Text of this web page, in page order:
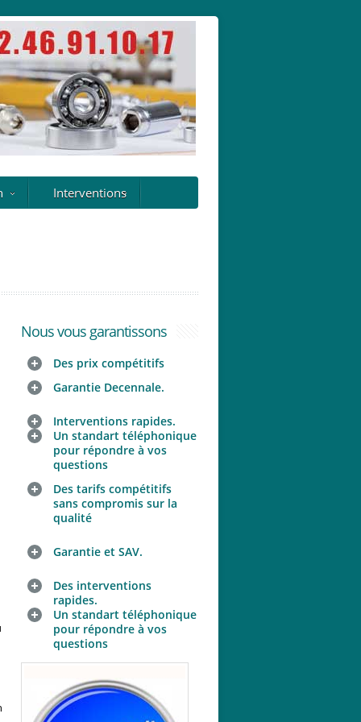
Interventions
Nous vous garantissons
Des prix compétitifs
Garantie Decennale.
Interventions rapides.
Un standart téléphonique
pour répondre à vos
questions
Des tarifs compétitifs
sans compromis sur la
qualité
Garantie et SAV.
Des interventions
rapides.
Un standart téléphonique
pour répondre à vos
questions